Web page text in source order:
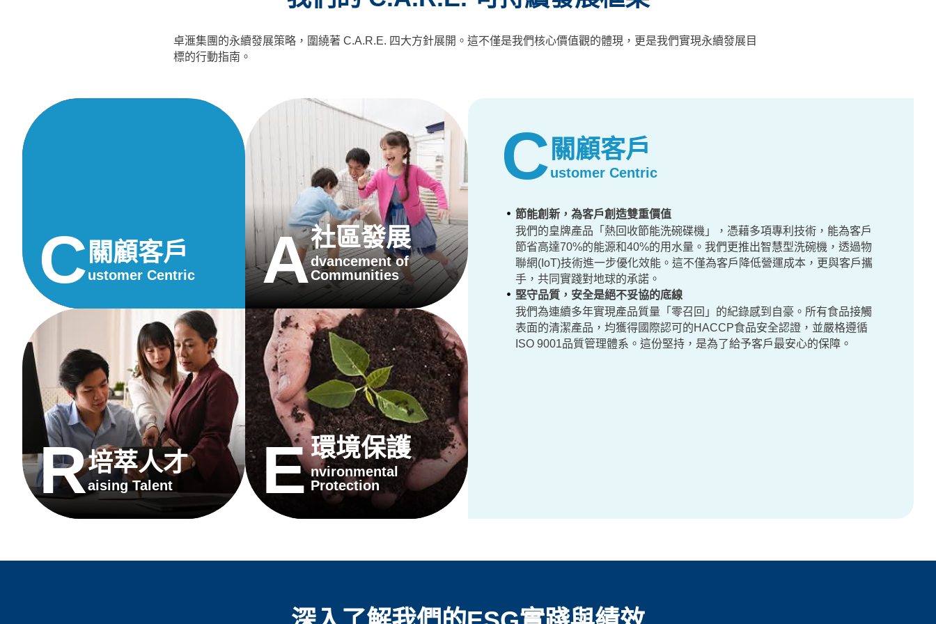
卓滙集團的永續發展策略，圍繞著 C.A.R.E. 四大方針展開。這不僅是我們核心價值觀的體現，更是我們實現永續發展目
標的行動指南。
關顧客戶
Customer Centric
社區發展
Advancement of
Communities
培萃人才
RaisingTalent
環境保護
E nvironmental
Protection
關顧客戶
Customer Centric
節能創新，為客戶創造雙重價值
我們的皇牌產品「熱回收節能洗碗碟機」，憑藉多項專利技術，能為客戶
節省高達70%的能源和40%的用水量。我們更推出智慧型洗碗機，透過物
聯網(IoT)技術進一步優化效能。這不僅為客戶降低營運成本，更與客戶攜
手，共同實踐對地球的承諾。
堅守品質，安全是絕不妥協的底線
我們為連續多年實現產品質量「零召回」的紀錄感到自豪。所有食品接觸
表面的清潔產品，均獲得國際認可的HACCP食品安全認證，並嚴格遵循
ISO 9001品質管理體系。這份堅持，是為了給予客戶最安心的保障。